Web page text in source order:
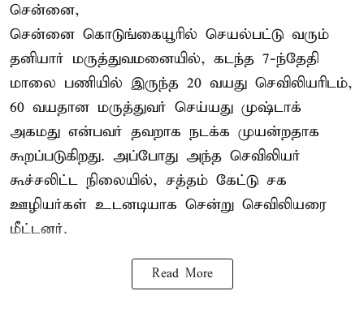
சென்னை,
சென்னை கொடுங்கையூரில் செயல்பட்டு வரும்
தனியார் மருத்துவமனையில், கடந்த 7-ந்தேதி
மாலை பணியில் இருந்த 20 வயது செவிலியரிடம்,
60 வயதான மருத்துவர் செய்யது முஷ்டாக்
அகமது என்பவர் தவறாக நடக்க முயன்றதாக
கூறப்படுகிறது. அப்போது அந்த செவிலியர்
கூச்சலிட்ட நிலையில், சத்தம் கேட்டு சக
ஊழியர்கள் உடனடியாக சென்று செவிலியரை
மீட்டனர்.
Read More